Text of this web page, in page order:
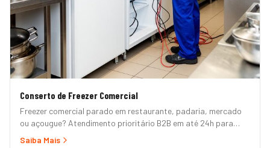
Conserto de Freezer Comercial
Freezer comercial parado em restaurante, padaria, mercado
ou açougue? Atendimento prioritário B2B em até 24h para
horizontal, vertical, expositor, ilha refrigerada e câmara fria.
Saiba Mais